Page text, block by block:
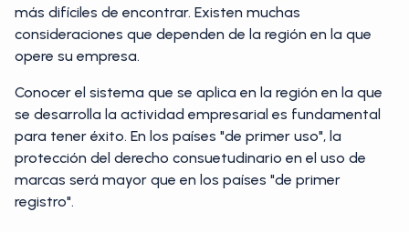
más difíciles de encontrar. Existen muchas
consideraciones que dependen de la región en la que
opere su empresa.
Conocer el sistema que se aplica en la región en la que
se desarrolla la actividad empresarial es fundamental
para tener éxito. En los países "de primer uso", la
protección del derecho consuetudinario en el uso de
marcas será mayor que en los países "de primer
registro".